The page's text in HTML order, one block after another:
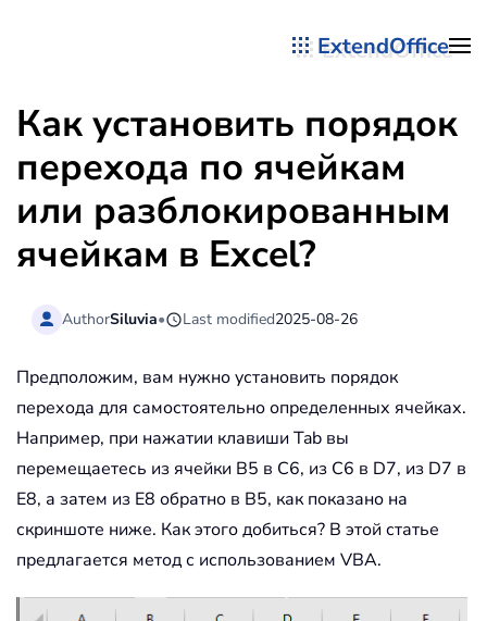
ExtendOffice
Как установить порядок
перехода по ячейкам
или разблокированным
ячейкам в Excel?
AuthorSiluvia• Last modified2025-08-26
Предположим, вам нужно установить порядок
перехода для самостоятельно определенных ячейках.
Например, при нажатии клавиши Tab вы
перемещаетесь из ячейки B5 в C6, из C6 в D7, из D7 в
E8, а затем из E8 обратно в B5, как показано на
скриншоте ниже. Как этого добиться? В этой статье
предлагается метод с использованием VBA.